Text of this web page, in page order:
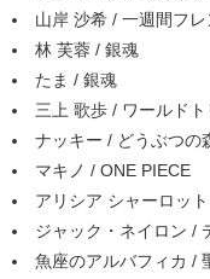
山岸 沙希 / 一週間フレ
林 芙蓉 / 銀魂
たま / 銀魂
三上 歌歩 / ワールドト
ナッキー / どうぶつの
マキノ / ONE PIECE
アリシア シャーロッ
ジャック・ネイロン /
魚座のアルバフィカ /